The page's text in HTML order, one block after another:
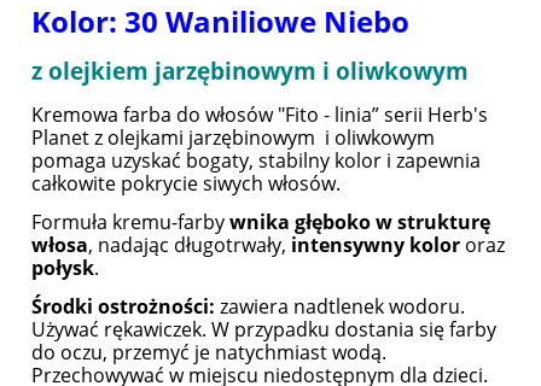
Kolor: 30 Waniliowe Niebo
z olejkiem jarzębinowym i oliwkowym
Kremowa farba do włosów "Fito - linia” serii Herb's
Planet z olejkami jarzębinowym i oliwkowym
pomaga uzyskać bogaty, stabilny kolor i zapewnia
całkowite pokrycie siwych włosów.
Formuła kremu-farbywnika głęboko w strukturę
włosa, nadając długotrwały, intensywny kolor oraz
połysk.
Środki ostrożności: zawiera nadtlenek wodoru.
Używać rękawiczek. W przypadku dostania się farby
do oczu, przemyć je natychmiast wodą.
Przechowywać w miejscu niedostępnym dla dzieci.